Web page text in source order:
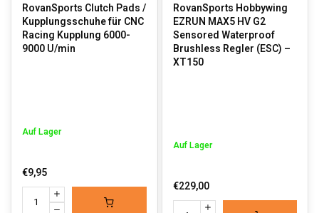
RovanSports Clutch Pads /
Kupplungsschuhe für CNC
Racing Kupplung 6000-
9000 U/min
Auf Lager
€9,95
RovanSports Hobbywing
EZRUN MAX5 HV G2
Sensored Waterproof
Brushless Regler (ESC) –
XT150
Auf Lager
€229,00